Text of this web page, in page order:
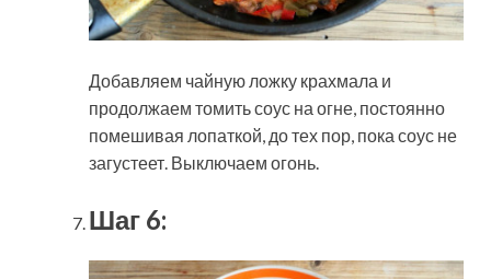
Добавляем чайную ложку крахмала и
продолжаем томить соус на огне, постоянно
помешивая лопаткой, до тех пор, пока соус не
загустеет. Выключаем огонь.
Шаг 6: